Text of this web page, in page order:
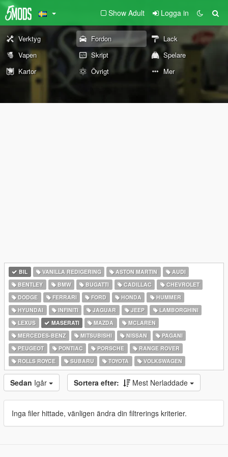
Show Adult Logga in
Verktyg Fordon
Lack
Vapen
Skript
Spelare
Kartor
Övrigt Mer
BIL VANILLA REDIGERING ASTON MARTIN
AUDI
BENTLEY
BMW BUGATTI CADILLAC
CHEVROLET
DODGE
FERRARI FORD HONDA
HUMMER
HYUNDAI
INFINITI JAGUAR JEEP
LAMBORGHINI
LEXUS
MASERATI MAZDA
MCLAREN
MERCEDES-BENZ
MITSUBISHI NISSAN
PAGANI
PEUGEOT
PONTIAC PORSCHE
RANGE ROVER
ROLLS ROYCE
SUBARU TOYOTA VOLKSWAGEN
Sedan Igår Sortera efter: Mest Nerladdade
Inga filer hittade, vänligen ändra din filtrerings kriterier.